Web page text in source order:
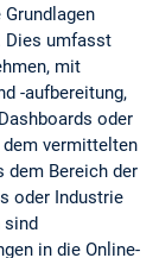
Dies umfasst
mit
-aufbereitung,
oder
vermittelten
dem Bereich der
oder Industrie
sind
in die Online-